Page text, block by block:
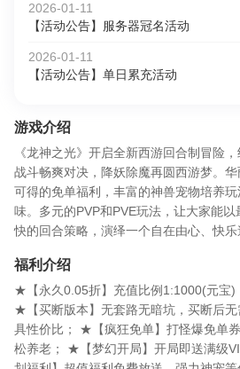
2026-01-11
【活动公告】服务器冠名活动
2026-01-11
【活动公告】单日累充活动
游戏介绍
《龙神之光》开启全新西游回合制冒险
战斗畅爽对决，降妖除魔再圆西游梦。
可得的免单福利，丰富的神兽宠物培养
味。多元的PVP和PVE玩法，让大家能
快的回合策略，演绎一个自在由心、快乐
福利介绍
★【永久0.05折】充值比例1:1000(元宝)
★【买断版本】无套路无暗坑，买断后
具性价比； ★【疯狂免单】打怪爆免单
松养老； ★【梦幻开局】开局即送满级